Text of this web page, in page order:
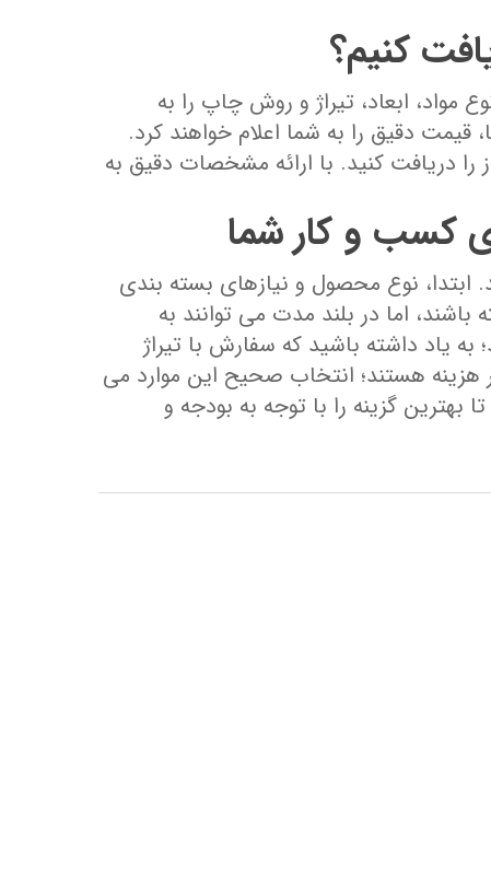
کنیم؟
ابعاد، تیراژ و روش چاپ را به
دقیق را به شما اعلام خواهند کرد.
را دریافت کنید. با ارائه مشخصات دقیق به
کسب‌ و کار شما
نوع محصول و نیازهای بسته ‌بندی
اما در بلند مدت می‌ توانند به
یاد داشته باشید که سفارش با تیراژ
هزینه هستند؛ انتخاب صحیح این موارد می
گزینه را با توجه به بودجه و